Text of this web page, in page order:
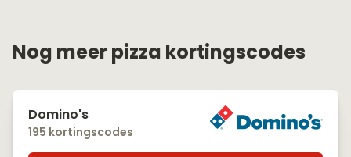
Nog meer pizza kortingscodes
Domino's
195 kortingscodes